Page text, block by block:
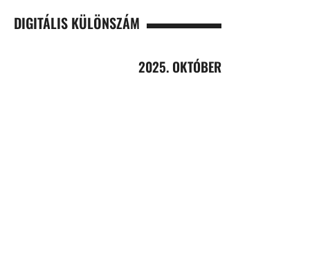
DIGITÁLIS KÜLÖNSZÁM
2025. OKTÓBER